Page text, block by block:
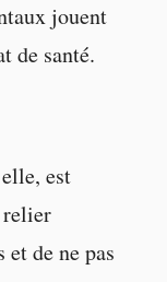
jouent
de santé.
est
de ne pas